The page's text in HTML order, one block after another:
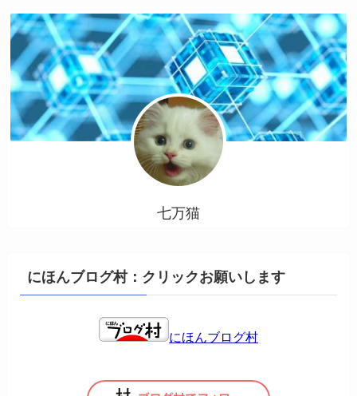
七万猫
にほんブログ村：クリックお願いします
にほんブログ村